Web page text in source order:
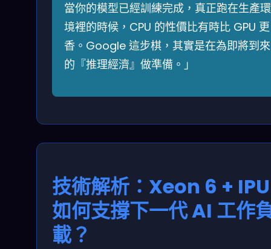
當你的模型已經訓練完成，真正跑在生產環
境裡的時候，CPU 的性價比有時比 GPU 更
香。Google 這步棋，其實是在為即將到來
的『推理經濟』做準備。」
技術解析：Xeon 6 + IPU
如何支撐下一代 AI 工作
載？